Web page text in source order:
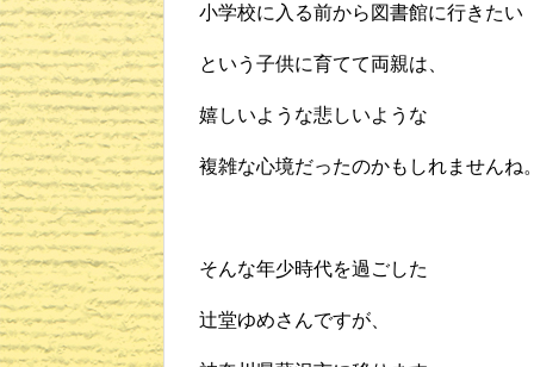
小学校に入る前から図書館に行きたい
という子供に育てて両親は、
嬉しいような悲しいような
複雑な心境だったのかもしれませんね
そんな年少時代を過ごした
辻堂ゆめさんですが、